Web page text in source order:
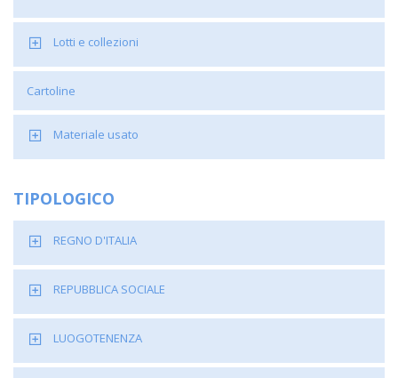
Lotti e collezioni
Cartoline
Materiale usato
TIPOLOGICO
REGNO D'ITALIA
REPUBBLICA SOCIALE
LUOGOTENENZA